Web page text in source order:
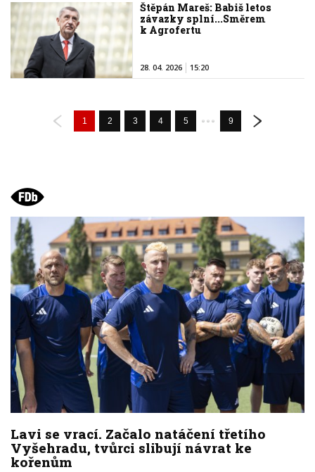
Štěpán Mareš: Babiš letos
závazky splní...Směrem
k Agrofertu
28. 04. 2026 15:20
1 2 3 4 5 9
Lavi se vrací. Začalo natáčení třetího
Vyšehradu, tvůrci slibují návrat ke
kořenům